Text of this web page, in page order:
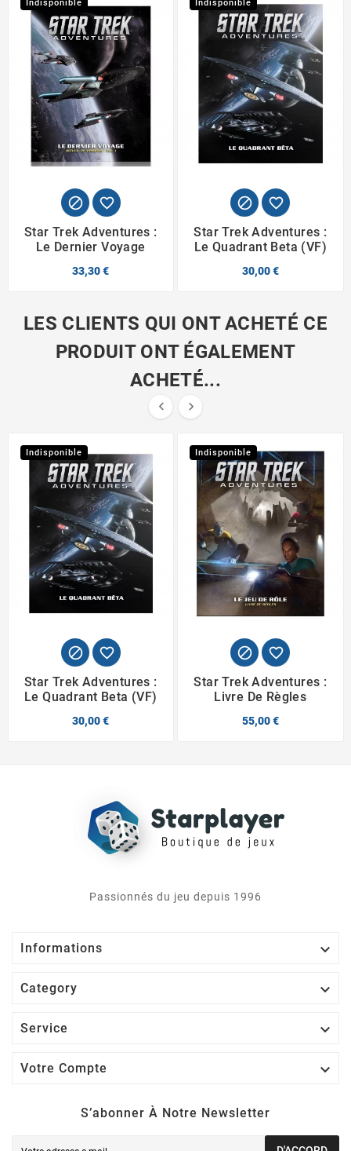
Indisponible
 
Star Trek Adventures :
Le Dernier Voyage
33,30 €
Indisponible
 
Star Trek Adventures :
Le Quadrant Beta (VF)
30,00 €
LES CLIENTS QUI ONT ACHETÉ CE
PRODUIT ONT ÉGALEMENT
ACHETÉ...
 
Indisponible
 
Star Trek Adventures :
Le Quadrant Beta (VF)
30,00 €
Indisponible
 
Star Trek Adventures :
Livre De Règles
55,00 €
Passionnés du jeu depuis 1996
Informations 
Category 
Service 
Votre Compte 
S’abonner À Notre Newsletter